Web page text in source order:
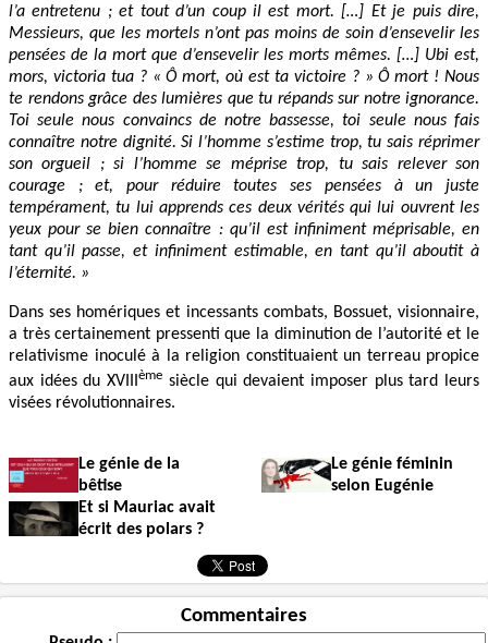
l’a entretenu ; et tout d’un coup il est mort. […] Et je puis dire,
Messieurs, que les mortels n’ont pas moins de soin d’ensevelir les
pensées de la mort que d’ensevelir les morts mêmes. […] Ubi est,
mors, victoria tua ? « Ô mort, où est ta victoire ? » Ô mort ! Nous
te rendons grâce des lumières que tu répands sur notre ignorance.
Toi seule nous convaincs de notre bassesse, toi seule nous fais
connaître notre dignité. Si l’homme s’estime trop, tu sais réprimer
son orgueil ; si l’homme se méprise trop, tu sais relever son
courage ; et, pour réduire toutes ses pensées à un juste
tempérament, tu lui apprends ces deux vérités qui lui ouvrent les
yeux pour se bien connaître : qu’il est infiniment méprisable, en
tant qu’il passe, et infiniment estimable, en tant qu’il aboutit à
l’éternité. »
Dans ses homériques et incessants combats, Bossuet, visionnaire,
a très certainement pressenti que la diminution de l’autorité et le
relativisme inoculé à la religion constituaient un terreau propice
aux idées du XVIIIème siècle qui devaient imposer plus tard leurs
visées révolutionnaires.
Le génie de la
bêtise
Le génie féminin
selon Eugénie
Et si Mauriac avait
écrit des polars ?
Commentaires